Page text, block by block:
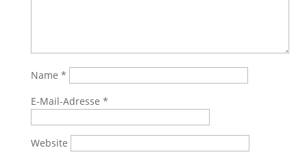
Name *
E-Mail-Adresse *
Website